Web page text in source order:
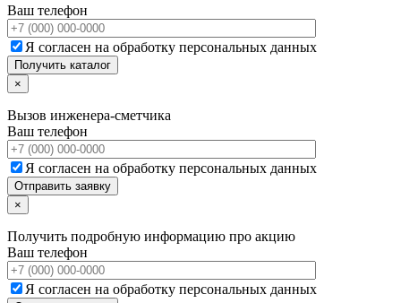
Ваш телефон
Я согласен на обработку персональных данных
×
Вызов инженера-сметчика
Ваш телефон
Я согласен на обработку персональных данных
×
Получить подробную информацию про акцию
Ваш телефон
Я согласен на обработку персональных данных